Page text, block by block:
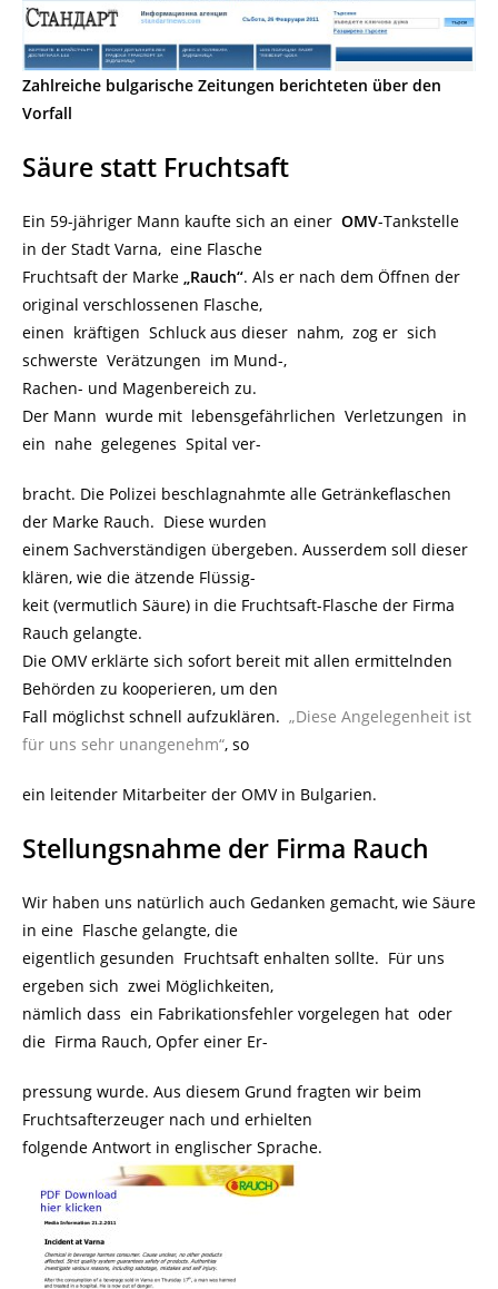
Zahlreiche bulgarische Zeitungen berichteten über den
Vorfall
Säure statt Fruchtsaft
Ein 59-jähriger Mann kaufte sich an einer OMV-Tankstelle
in der Stadt Varna, eine Flasche
Fruchtsaft der Marke „Rauch“. Als er nach dem Öffnen der
original verschlossenen Flasche,
einen kräftigen Schluck aus dieser nahm, zog er sich
schwerste Verätzungen im Mund-,
Rachen- und Magenbereich zu.
Der Mann wurde mit lebensgefährlichen Verletzungen in
ein nahe gelegenes Spital ver-
bracht. Die Polizei beschlagnahmte alle Getränkeflaschen
der Marke Rauch. Diese wurden
einem Sachverständigen übergeben. Ausserdem soll dieser
klären, wie die ätzende Flüssig-
keit (vermutlich Säure) in die Fruchtsaft-Flasche der Firma
Rauch gelangte.
Die OMV erklärte sich sofort bereit mit allen ermittelnden
Behörden zu kooperieren, um den
Fall möglichst schnell aufzuklären. „Diese Angelegenheit ist
für uns sehr unangenehm“, so
ein leitender Mitarbeiter der OMV in Bulgarien.
Stellungsnahme der Firma Rauch
Wir haben uns natürlich auch Gedanken gemacht, wie Säure
in eine Flasche gelangte, die
eigentlich gesunden Fruchtsaft enhalten sollte. Für uns
ergeben sich zwei Möglichkeiten,
nämlich dass ein Fabrikationsfehler vorgelegen hat oder
die Firma Rauch, Opfer einer Er-
pressung wurde. Aus diesem Grund fragten wir beim
Fruchtsafterzeuger nach und erhielten
folgende Antwort in englischer Sprache.